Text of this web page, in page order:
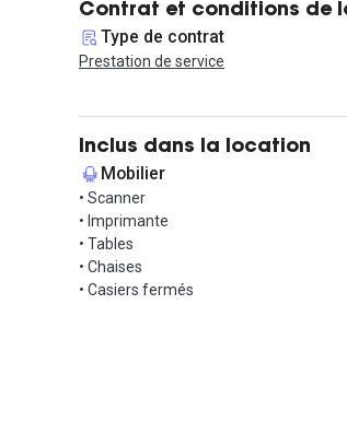
Contrat et conditions de
Type de contrat
Prestation de service
Inclus dans la location
Mobilier
• Scanner
• Imprimante
• Tables
• Chaises
• Casiers fermés